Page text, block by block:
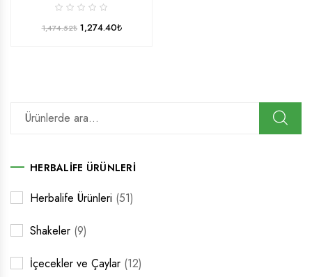
1,474.52₺ 1,274.40₺
HERBALIFE ÜRÜNLERI
Herbalife Ürünleri (51)
Shakeler (9)
İçecekler ve Çaylar (12)